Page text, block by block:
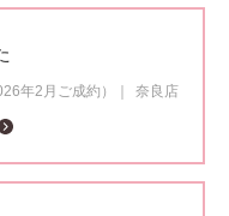
年2月ご成約）
奈良店